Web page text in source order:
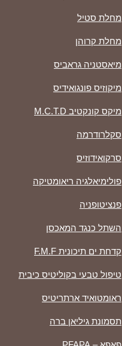
מחלת סטיל
מחלת קרוהן
מיאסטניה גראביס
מיקוזיס פונגואידיס
מיקס קונקטיב M.C.T.D
סקלרודרמה
סרקואידוזיס
פולימיאלגיה ריאומטיקה
‏פנציטופניה
השתל כנגד המאכסן
קדחת ים תיכונית F.M.F
טיפול טבעי בקוליטיס כיבית
ראומטואיד ארתריטיס
תסמונת גיליאן ברה